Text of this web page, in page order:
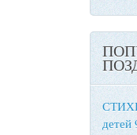
детей